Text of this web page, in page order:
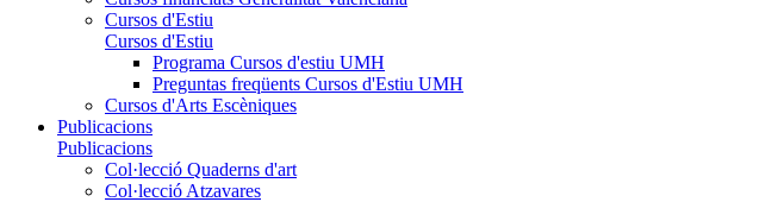
Cursos d'Estiu
Cursos d'Estiu
Programa Cursos d'estiu UMH
Preguntas freqüents Cursos d'Estiu UMH
Cursos d'Arts Escèniques
Publicacions
Publicacions
Col·lecció Quaderns d'art
Col·lecció Atzavares